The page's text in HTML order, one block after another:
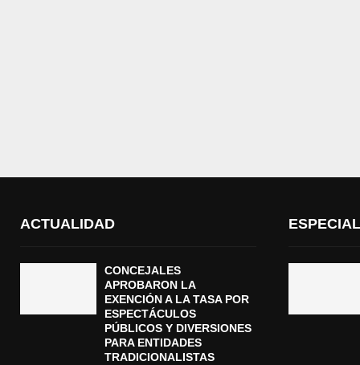
ACTUALIDAD
CONCEJALES
APROBARON LA
EXENCIÓN A LA TASA POR
ESPECTÁCULOS
PÚBLICOS Y DIVERSIONES
PARA ENTIDADES
TRADICIONALISTAS